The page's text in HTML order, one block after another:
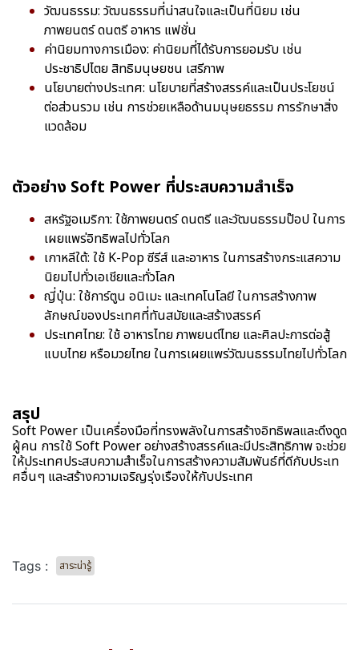
วัฒนธรรม: วัฒนธรรมที่น่าสนใจและเป็นที่นิยม เช่น
ภาพยนตร์ ดนตรี อาหาร แฟชั่น
ค่านิยมทางการเมือง: ค่านิยมที่ได้รับการยอมรับ เช่น
ประชาธิปไตย สิทธิมนุษยชน เสรีภาพ
นโยบายต่างประเทศ: นโยบายที่สร้างสรรค์และเป็นประโยชน์
ต่อส่วนรวม เช่น การช่วยเหลือด้านมนุษยธรรม การรักษาสิ่ง
แวดล้อม
ตัวอย่าง Soft Power ที่ประสบความสำเร็จ
สหรัฐอเมริกา: ใช้ภาพยนตร์ ดนตรี และวัฒนธรรมป๊อป ในการ
เผยแพร่อิทธิพลไปทั่วโลก
เกาหลีใต้: ใช้ K-Pop ซีรีส์ และอาหาร ในการสร้างกระแสความ
นิยมไปทั่วเอเชียและทั่วโลก
ญี่ปุ่น: ใช้การ์ตูน อนิเมะ และเทคโนโลยี ในการสร้างภาพ
ลักษณ์ของประเทศที่ทันสมัยและสร้างสรรค์
ประเทศไทย: ใช้ อาหารไทย ภาพยนต์ไทย และศิลปะการต่อสู้
แบบไทย หรือมวยไทย ในการเผยแพร่วัฒนธรรมไทยไปทั่วโลก
สรุป
Soft Power เป็นเครื่องมือที่ทรงพลังในการสร้างอิทธิพลและดึงดูด
ผู้คน การใช้ Soft Power อย่างสร้างสรรค์และมีประสิทธิภาพ จะช่วย
ให้ประเทศประสบความสำเร็จในการสร้างความสัมพันธ์ที่ดีกับประเท
ศอื่นๆ และสร้างความเจริญรุ่งเรืองให้กับประเทศ
Tags : สาระน่ารู้